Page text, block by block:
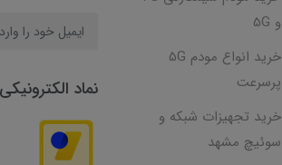
و 5G
خرید انواع مودم 5G
پرسرعت
خرید تجهیزات شبکه و
سوئیچ مشهد
نماد الکترونیکی